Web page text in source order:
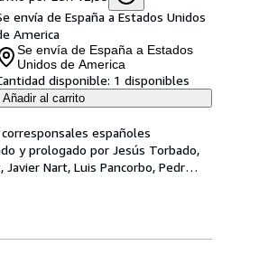
envía de España a Estados Unidos
America
Se envía de España a Estados
Unidos de America
disponible: 1 disponibles
Añadir al carrito
españoles
y prologado por Jesús Torbado,
Nart, Luis Pancorbo, Pedr…